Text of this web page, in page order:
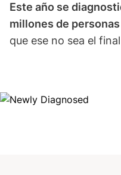
Este año se
millones de personas
que ese no sea el
Image